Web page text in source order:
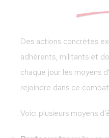
Des actions concrètes
adhérents, militants et
chaque jour les moyens
rejoindre dans ce
Voici plusieurs moyens